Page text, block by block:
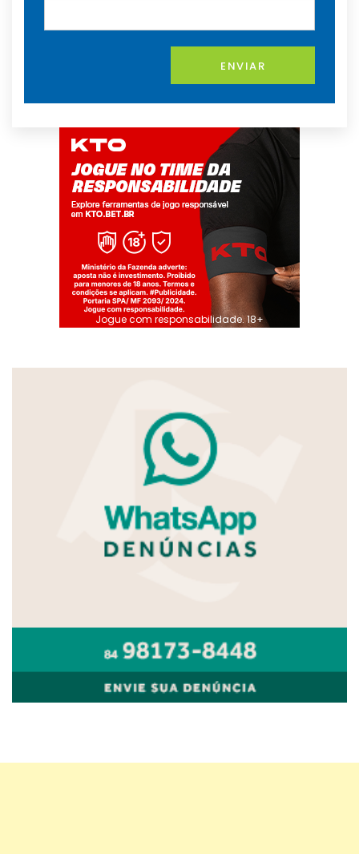
ENVIAR
Jogue com responsabilidade. 18+